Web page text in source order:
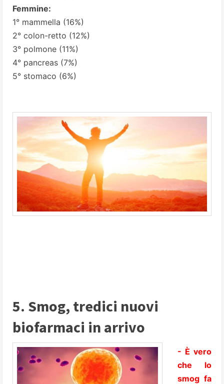
Femmine:
1° mammella (16%)
2° colon-retto (12%)
3° polmone (11%)
4° pancreas (7%)
5° stomaco (6%)
5. Smog, tredici nuovi
biofarmaci in arrivo
- È vero
che lo
smog fa